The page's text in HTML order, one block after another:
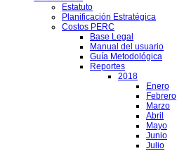
Estatuto
Planificación Estratégica
Costos PERC
Base Legal
Manual del usuario
Guía Metodológica
Reportes
2018
Enero
Febrero
Marzo
Abril
Mayo
Junio
Julio